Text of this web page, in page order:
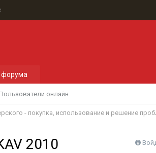
Пользователи онлайн
- покупка, использование и решение
2010